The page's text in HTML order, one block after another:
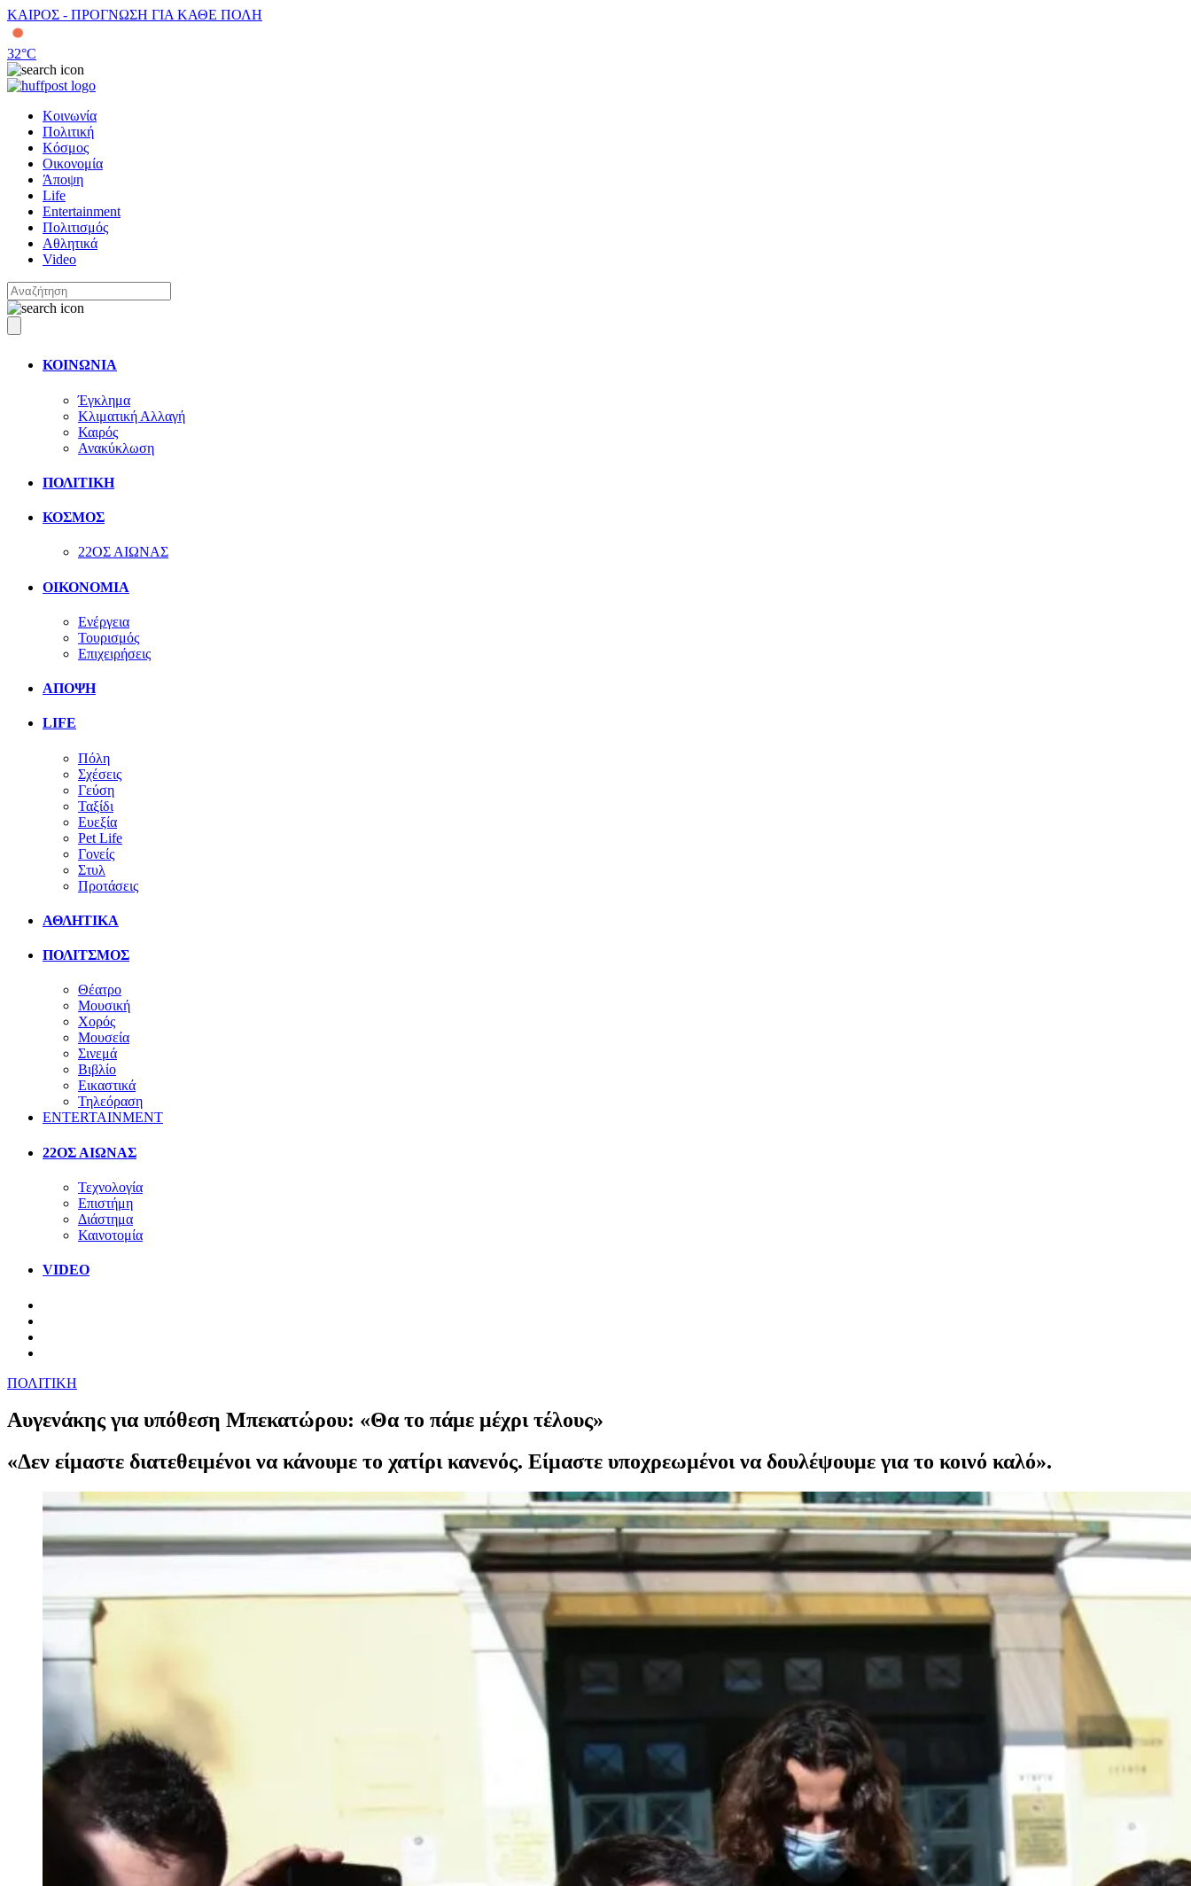
ΚΑΙΡΟΣ - ΠΡΟΓΝΩΣΗ ΓΙΑ ΚΑΘΕ ΠΟΛΗ
32°C
Κοινωνία
Πολιτική
Κόσμος
Οικονομία
Άποψη
Life
Entertainment
Πολιτισμός
Αθλητικά
Video
ΚΟΙΝΩΝΙΑ
Έγκλημα
Κλιματική Αλλαγή
Καιρός
Ανακύκλωση
ΠΟΛΙΤΙΚΗ
ΚΟΣΜΟΣ
22ΟΣ ΑΙΩΝΑΣ
ΟΙΚΟΝΟΜΙΑ
Ενέργεια
Τουρισμός
Επιχειρήσεις
ΑΠΟΨΗ
LIFE
Πόλη
Σχέσεις
Γεύση
Ταξίδι
Ευεξία
Pet Life
Γονείς
Στυλ
Προτάσεις
ΑΘΛΗΤΙΚΑ
ΠΟΛΙΤΣΜΟΣ
Θέατρο
Μουσική
Χορός
Μουσεία
Σινεμά
Βιβλίο
Εικαστικά
Τηλεόραση
ENTERTAINMENT
22ΟΣ ΑΙΩΝΑΣ
Τεχνολογία
Επιστήμη
Διάστημα
Καινοτομία
VIDEO
ΠΟΛΙΤΙΚΗ
Αυγενάκης για υπόθεση Μπεκατώρου: «Θα το πάμε μέχρι τέλους»
«Δεν είμαστε διατεθειμένοι να κάνουμε το χατίρι κανενός. Είμαστε υποχρεωμένοι να δουλέψουμε για το κοινό καλό».